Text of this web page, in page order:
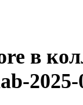
в